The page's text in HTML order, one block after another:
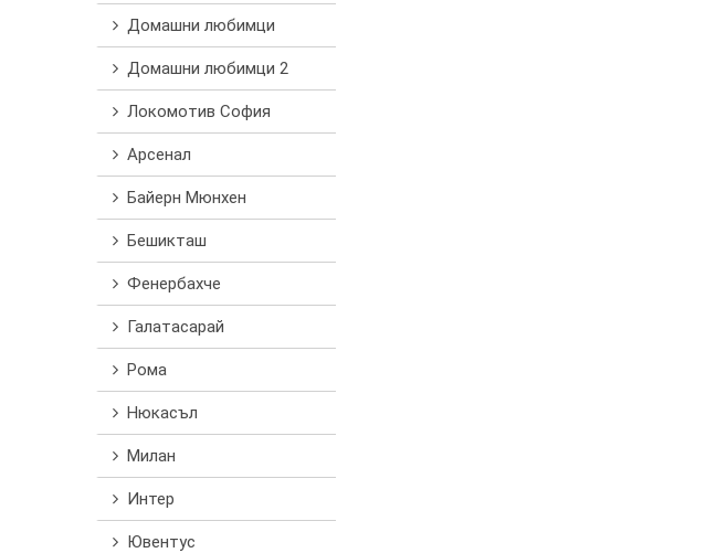
Домашни любимци
Домашни любимци 2
Локомотив София
Арсенал
Байерн Мюнхен
Бешикташ
Фенербахче
Галатасарай
Рома
Нюкасъл
Милан
Интер
Ювентус